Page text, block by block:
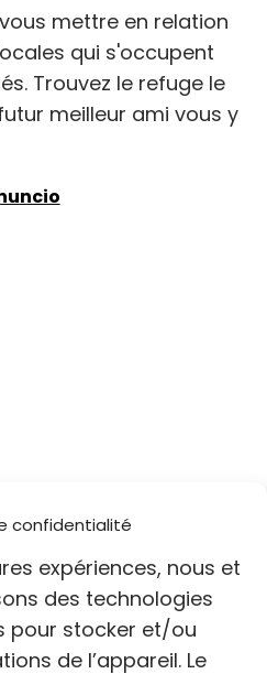
confidentialité
expériences, nous et
des technologies
pour stocker et/ou
de l’appareil. Le
mettre en relation
qui s'occupent
Trouvez le refuge le
meilleur ami vous y